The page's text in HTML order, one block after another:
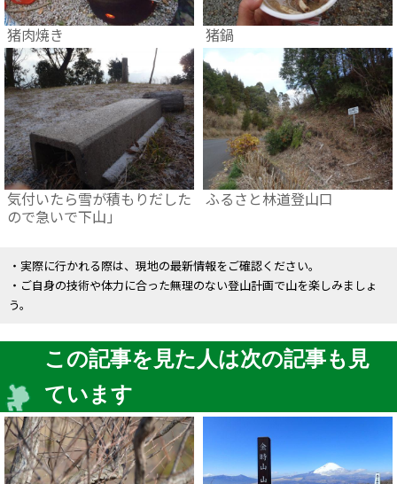
猪肉焼き 猪鍋
気付いたら雪が積もりだした
ので急いで下山」
ふるさと林道登山口
・実際に行かれる際は、現地の最新情報をご確認ください。
・ご自身の技術や体力に合った無理のない登山計画で山を楽しみましょ
う。
この記事を見た人は次の記事も見
ています